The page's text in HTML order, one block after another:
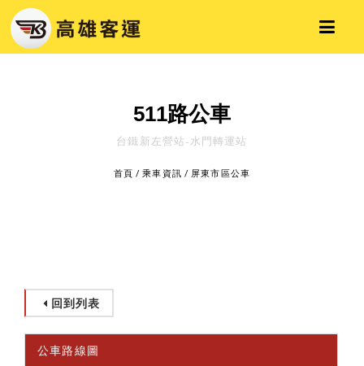
511路公車
台鐵新左營站-水門轉運站
首頁 /乘車資訊 / 屏東市區公車
回到列表
公車路線圖